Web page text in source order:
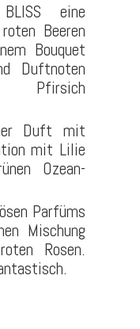
eine
Beeren
Bouquet
Duftnoten
Pfirsich
Duft mit
mit Lilie
Ozean-
Parfüms
Mischung
Rosen.